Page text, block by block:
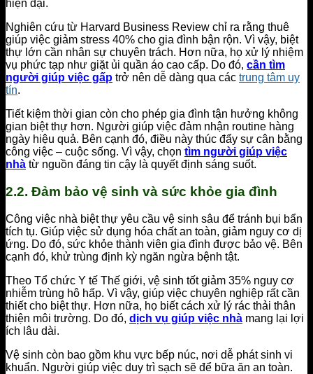
hiện đại.
Nghiên cứu từ Harvard Business Review chỉ ra rằng thuê
giúp việc giảm stress 40% cho gia đình bận rộn. Vì vậy, biệt
thự lớn cần nhân sự chuyên trách. Hơn nữa, họ xử lý nhiệm
vụ phức tạp như giặt ủi quần áo cao cấp. Do đó, cần tìm
người giúp việc gấp trở nên dễ dàng qua các trung tâm uy
tín.
Tiết kiệm thời gian còn cho phép gia đình tận hưởng không
gian biệt thự hơn. Người giúp việc đảm nhận routine hàng
ngày hiệu quả. Bên cạnh đó, điều này thúc đẩy sự cân bằng
công việc – cuộc sống. Vì vậy, chọn tìm người giúp việc
nhà từ nguồn đáng tin cậy là quyết định sáng suốt.
2.2. Đảm bảo vệ sinh và sức khỏe gia đình
Công việc nhà biệt thự yêu cầu vệ sinh sâu để tránh bụi bẩn
tích tụ. Giúp việc sử dụng hóa chất an toàn, giảm nguy cơ dị
ứng. Do đó, sức khỏe thành viên gia đình được bảo vệ. Bên
cạnh đó, khử trùng định kỳ ngăn ngừa bệnh tật.
Theo Tổ chức Y tế Thế giới, vệ sinh tốt giảm 35% nguy cơ
nhiễm trùng hô hấp. Vì vậy, giúp việc chuyên nghiệp rất cần
thiết cho biệt thự. Hơn nữa, họ biết cách xử lý rác thải thân
thiện môi trường. Do đó, dịch vụ giúp việc nhà mang lại lợi
ích lâu dài.
Vệ sinh còn bao gồm khu vực bếp núc, nơi dễ phát sinh vi
khuẩn. Người giúp việc duy trì sạch sẽ để bữa ăn an toàn.